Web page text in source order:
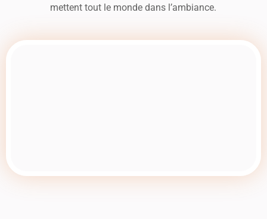
mettent tout le monde dans l’ambiance.